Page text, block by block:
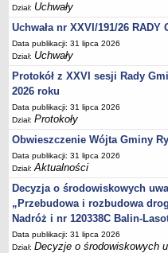
Studium uwarunkowań i
przestrzennego
Dane przestrzenne - MPZP
Stałe obwody głosowania,
obwodowych komisji
Plan ogólny gminy Rypin
FINANSE GMINY
Budżet
Zmiany budżetu
Wieloletnia Prognoza
Majątek gminy
Majątek jednostek
Dług publiczny
Dział: Uchwały
Uchwała nr XXVI/191/26 RADY
Data publikacji: 31 lipca 2026
Dział: Uchwały
Protokół z XXVI sesji Rady
2026 roku
Data publikacji: 31 lipca 2026
Dział:Protokoły
Obwieszczenie Wójta Gminy
Data publikacji: 31 lipca 2026
Dział:Aktualności
Decyzja o środowiskowych
„Przebudowa i rozbudowa
Nadróż i nr 120338C Balin-
Data publikacji: 31 lipca 2026
Dział:Decyzje o środowiskowych